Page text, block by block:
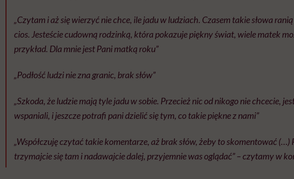
„Czytam i aż się wierzyć nie chce, ile jadu w ludziach. Czasem takie słowa
cios. Jesteście cudowną rodzinką, która pokazuje piękny świat, wiele matek
przykład. Dla mnie jest Pani matką roku”
„Podłość ludzi nie zna granic, brak słów”
„Szkoda, że ludzie mają tyle jadu w sobie. Przecież nic od nikogo nie chcecie,
wspaniali, i jeszcze potrafi pani dzielić się tym, co takie piękne z nami”
„Współczuję czytać takie komentarze, aż brak słów, żeby to skomentować (…)
trzymajcie się tam i nadawajcie dalej, przyjemnie was oglądać” – czytamy w